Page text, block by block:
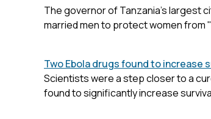
The governor of Tanzania's largest
married men to protect women from
Two Ebola drugs found to increase
Scientists were a step closer to a
found to significantly increase